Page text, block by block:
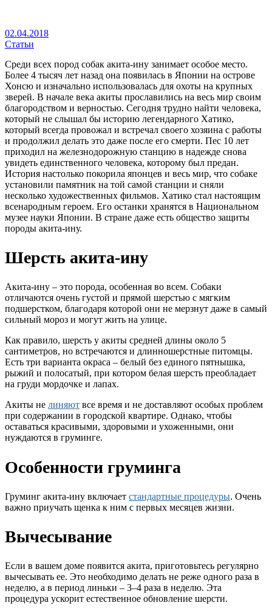
02.04.2018
Статьи
Среди всех пород собак акита-ину занимает особое место.
Более 4 тысяч лет назад она появилась в Японии на острове
Хонсю и изначально использовалась для охоты на крупных
зверей. В начале века акиты прославились на весь мир своим
благородством и верностью. Сегодня трудно найти человека,
который не слышал бы историю легендарного Хатико,
который всегда провожал и встречал своего хозяина с работы
и продолжил делать это даже после его смерти. Пес 10 лет
приходил на железнодорожную станцию в надежде снова
увидеть единственного человека, которому был предан.
История настолько покорила японцев и весь мир, что собаке
установили памятник на той самой станции и сняли
несколько художественных фильмов. Хатико стал настоящим
всенародным героем. Его останки хранятся в Национальном
музее науки Японии. В стране даже есть общество защиты
породы акита-ину.
Шерсть акита-ину
Акита-ину – это порода, особенная во всем. Собаки
отличаются очень густой и прямой шерстью с мягким
подшерстком, благодаря которой они не мерзнут даже в самый
сильный мороз и могут жить на улице.
Как правило, шерсть у акиты средней длины около 5
сантиметров, но встречаются и длинношерстные питомцы.
Есть три варианта окраса – белый без единого пятнышка,
рыжий и полосатый, при котором белая шерсть преобладает
на груди мордочке и лапах.
Акиты не линяют все время и не доставляют особых проблем
при содержании в городской квартире. Однако, чтобы
оставаться красивыми, здоровыми и ухоженными, они
нуждаются в груминге.
Особенности груминга
Груминг акита-ину включает стандартные процедуры. Очень
важно приучать щенка к ним с первых месяцев жизни.
Вычесывание
Если в вашем доме появится акита, приготовьтесь регулярно
вычесывать ее. Это необходимо делать не реже одного раза в
неделю, а в период линьки – 3–4 раза в неделю. Эта
процедура ускорит естественное обновление шерсти.